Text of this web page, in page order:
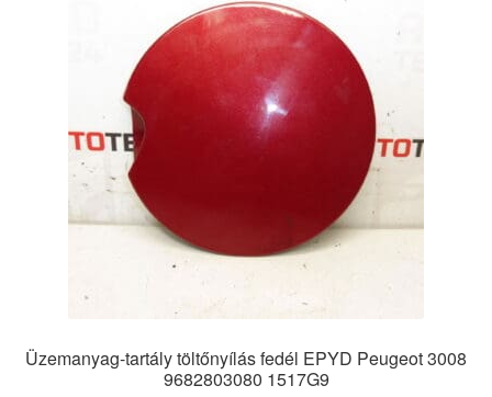
Üzemanyag-tartály töltőnyílás fedél EPYD Peugeot 3008
9682803080 1517G9